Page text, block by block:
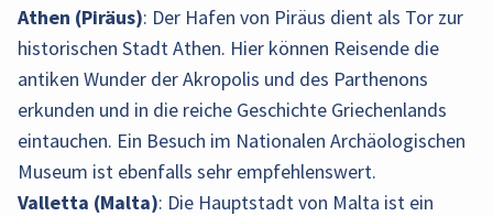
Athen (Piräus): Der Hafen von Piräus dient als Tor zur
historischen Stadt Athen. Hier können Reisende die
antiken Wunder der Akropolis und des Parthenons
erkunden und in die reiche Geschichte Griechenlands
eintauchen. Ein Besuch im Nationalen Archäologischen
Museum ist ebenfalls sehr empfehlenswert.
Valletta (Malta): Die Hauptstadt von Malta ist ein